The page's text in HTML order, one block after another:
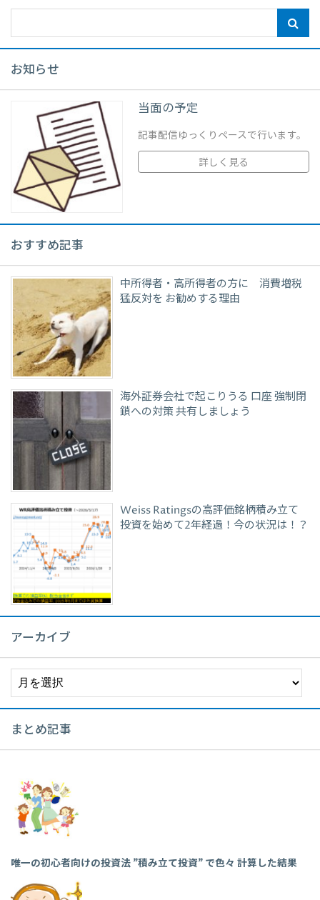
お知らせ
当面の予定
記事配信ゆっくりペースで行います。
詳しく見る
おすすめ記事
中所得者・高所得者の方に 消費増税
猛反対を お勧めする理由
海外証券会社で起こりうる 口座 強制閉
鎖への対策 共有しましょう
Weiss Ratingsの高評価銘柄積み立て
投資を始めて2年経過！今の状況は！？
アーカイブ
まとめ記事
唯一の初心者向けの投資法 ”積み立て投資” で色々 計算した結果